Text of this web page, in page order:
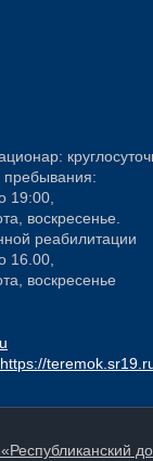
пребывания:
19:00,
воскресенье.
реабилитации
16.00,
воскресенье
https://